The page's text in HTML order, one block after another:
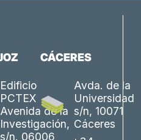
Edificio
PCTEX
Avenida de la
Investigación,
s/n. 06006
CÁCERES
Avda. de la
Universidad
s/n, 10071
Cáceres